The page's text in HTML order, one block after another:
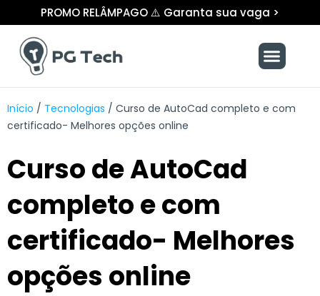
para
conteúdo
PROMO RELÂMPAGO ⚠️ Garanta sua vaga >
Menu
Início / Tecnologias / Curso de AutoCad completo e com
certificado- Melhores opções online
Curso de AutoCad
completo e com
certificado- Melhores
opções online